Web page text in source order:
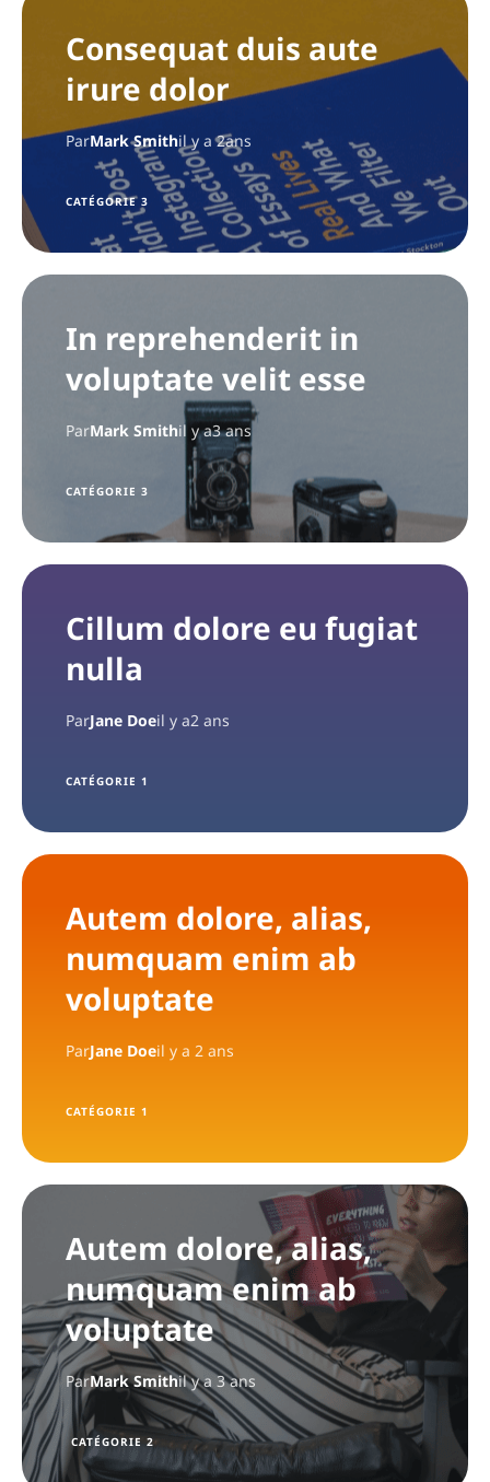
Consequat duis aute
irure dolor
ParMark Smithil y a 2ans
CATÉGORIE 3
In reprehenderit in
voluptate velit esse
ParMark Smithil y a3 ans
CATÉGORIE 3
Cillum dolore eu fugiat
nulla
ParJane Doeil y a2 ans
CATÉGORIE 1
Autem dolore, alias,
numquam enim ab
voluptate
ParJane Doeil y a 2 ans
CATÉGORIE 1
Autem dolore, alias,
numquam enim ab
voluptate
ParMark Smithil y a 3 ans
CATÉGORIE 2